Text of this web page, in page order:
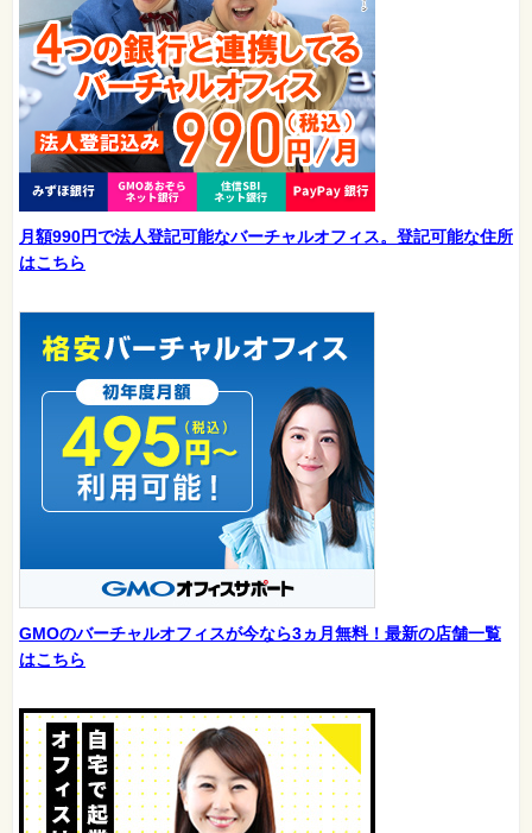
月額990円で法人登記可能なバーチャルオフィス。登記可能な住所
はこちら
GMOのバーチャルオフィスが今なら3ヵ月無料！最新の店舗一覧
はこちら